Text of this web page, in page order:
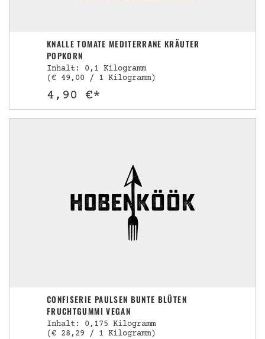
KNALLE TOMATE MEDITERRANE KRÄUTER
POPKORN
Inhalt: 0,1 Kilogramm
(€ 49,00 / 1 Kilogramm)
4,90 €*
CONFISERIE PAULSEN BUNTE BLÜTEN
FRUCHTGUMMI VEGAN
Inhalt: 0,175 Kilogramm
(€ 28,29 / 1 Kilogramm)